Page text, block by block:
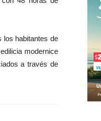
los habitantes de
modernice
a través de